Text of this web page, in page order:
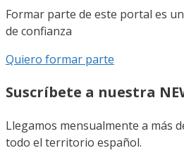
Formar parte de este portal es
de confianza
Quiero formar parte
Suscríbete a nuestra
Llegamos mensualmente a más
todo el territorio español.